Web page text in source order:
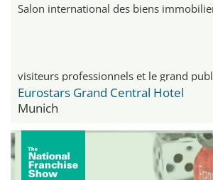
Salon international des biens
visiteurs professionnels et le grand
Eurostars Grand Central Hotel
Munich